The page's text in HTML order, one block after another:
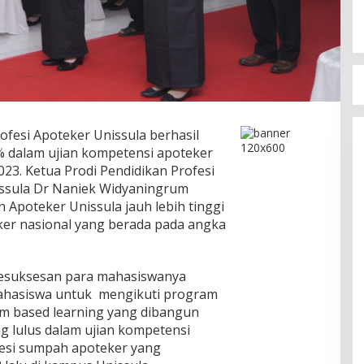
Apoteker Unissula berhasil
dalam ujian kompetensi apoteker
Ketua Prodi Pendidikan Profesi
Dr Naniek Widyaningrum
Apoteker Unissula jauh lebih tinggi
nasional yang berada pada angka
para mahasiswanya
untuk mengikuti program
based learning yang dibangun
lulus dalam ujian kompetensi
sumpah apoteker yang